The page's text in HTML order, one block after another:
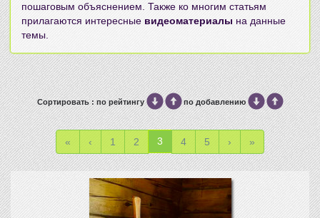
пошаговым объяснением. Также ко многим статьям
прилагаются интересные видеоматериалы на данные
темы.
Сортировать : по рейтингу по добавлению
« ‹ 1 2 3 4 5 › »